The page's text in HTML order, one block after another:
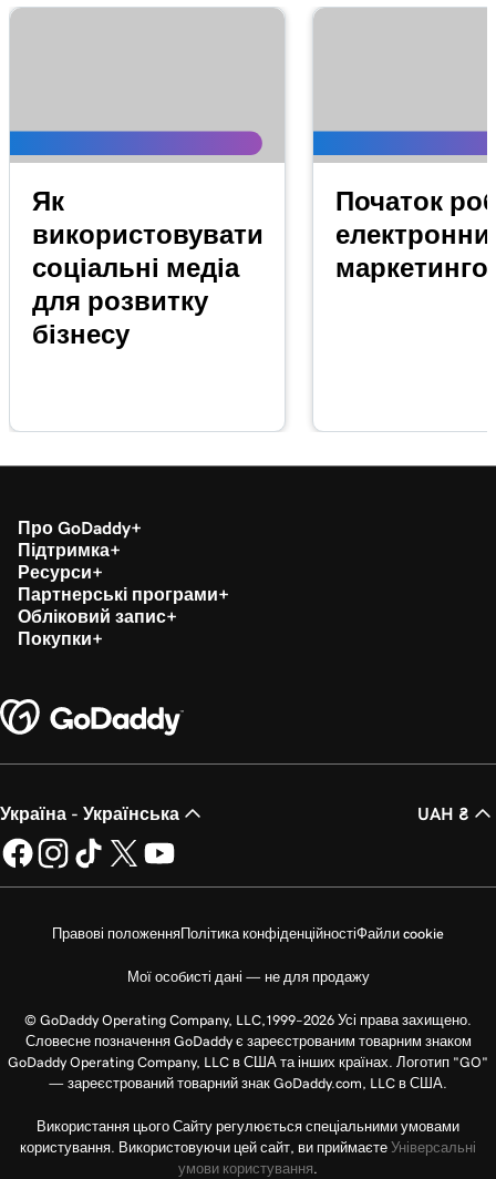
Як
використовувати
соціальні медіа
для розвитку
бізнесу
Початок
Про GoDaddy
Підтримка
Ресурси
Партнерські програми
Обліковий запис
Покупки
Україна - Українська UAH ₴
Правові положенняПолітика конфіденційностіФайли cookie
Мої особисті дані — не для продажу
© GoDaddy Operating Company, LLC,1999–2026 Усі права захищено.
Словесне позначення GoDaddy є зареєстрованим товарним знаком
GoDaddy Operating Company, LLC в США та інших країнах. Логотип "GO"
— зареєстрований товарний знак GoDaddy.com, LLC в США.
Використання цього Сайту регулюється спеціальними умовами
користування. Використовуючи цей сайт, ви приймаєте Універсальні
умови користування